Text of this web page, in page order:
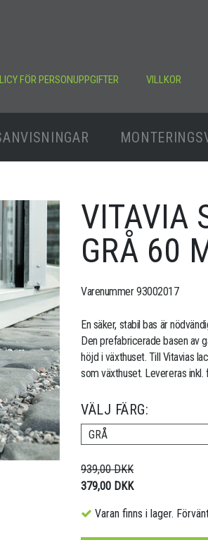
FÖR PERSONUPPGIFTER VILLKOR
VITAVIA
GRÅ 60
Varenummer 93002017
En säker, stabil bas är
Den prefabricerade basen av
höjd i växthuset. Till Vitavias
som växthuset. Levereras
VÄLJ FÄRG:
GRÅ
939,00 DKK
379,00 DKK
Varan finns i lager.